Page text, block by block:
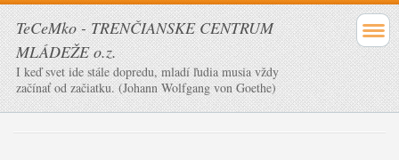
TeCeMko - TRENČIANSKE CENTRUM
MLÁDEŽE o.z.
I keď svet ide stále dopredu, mladí ľudia musia vždy
začínať od začiatku. (Johann Wolfgang von Goethe)